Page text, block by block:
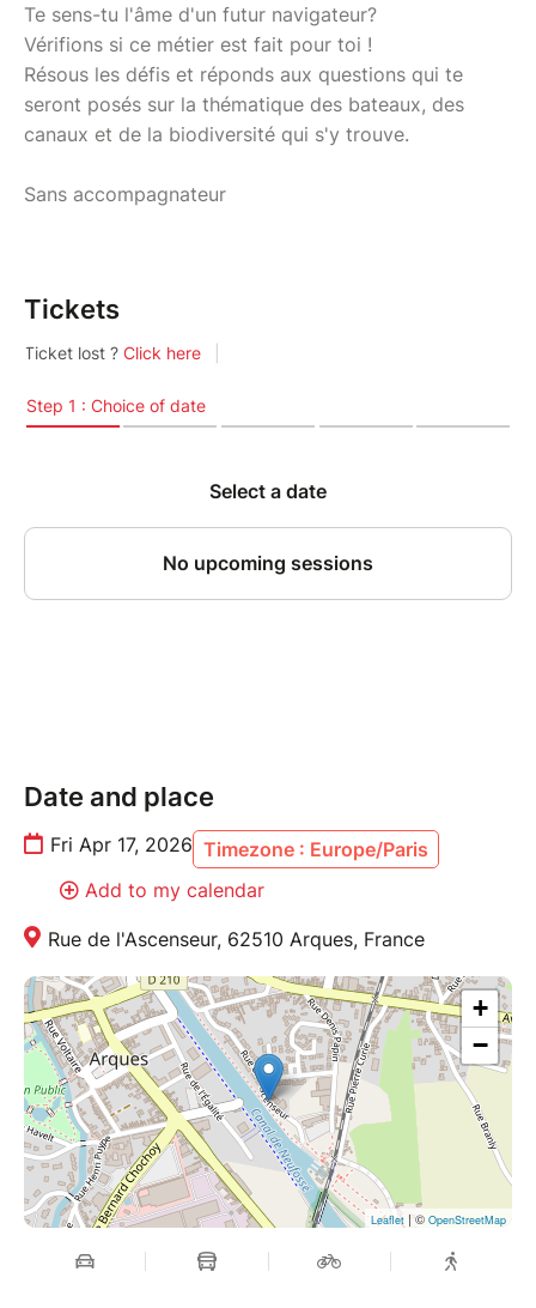
Te sens-tu l'âme d'un futur navigateur?
Vérifions si ce métier est fait pour toi !
Résous les défis et réponds aux questions qui te
seront posés sur la thématique des bateaux, des
canaux et de la biodiversité qui s'y trouve.
Sans accompagnateur
Tickets
Date and place
Fri Apr 17, 2026 Timezone : Europe/Paris
Add to my calendar
Rue de l'Ascenseur, 62510 Arques, France
+
−
Leaflet | © OpenStreetMap